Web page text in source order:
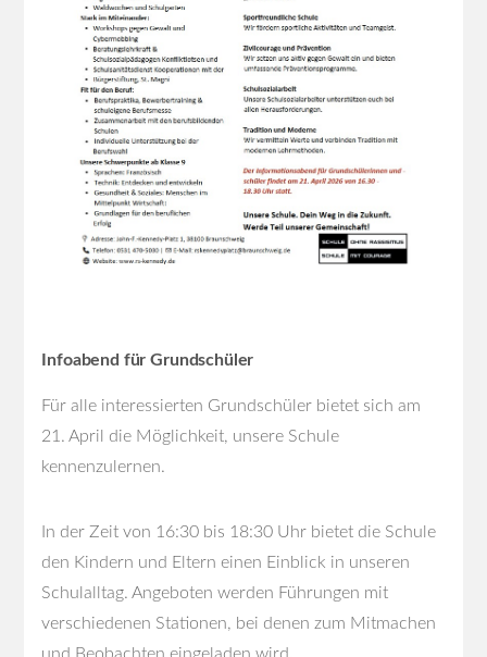
Infoabend für Grundschüler
Für alle interessierten Grundschüler bietet sich am
21. April die Möglichkeit, unsere Schule
kennenzulernen.
In der Zeit von 16:30 bis 18:30 Uhr bietet die Schule
den Kindern und Eltern einen Einblick in unseren
Schulalltag. Angeboten werden Führungen mit
verschiedenen Stationen, bei denen zum Mitmachen